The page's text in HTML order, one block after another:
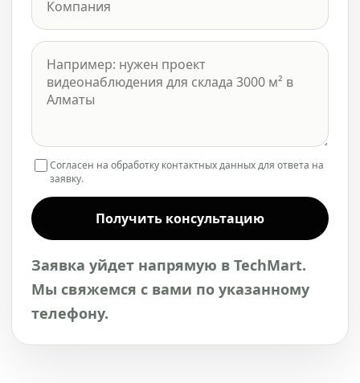
Согласен на обработку контактных данных для ответа на
заявку.
Получить консультацию
Заявка уйдет напрямую в TechMart.
Мы свяжемся с вами по указанному
телефону.